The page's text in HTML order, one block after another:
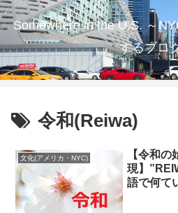
Somewhere in the U.S. ～
するブロ
令和(Reiwa)
文化(アメリカ・NYC)
【令和
現】
語で何て